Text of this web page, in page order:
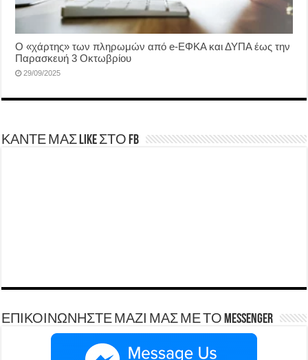
Ο «χάρτης» των πληρωμών από e-ΕΦΚΑ και ΔΥΠΑ έως την
Παρασκευή 3 Οκτωβρίου
29/09/2025
ΚΑΝΤΕ ΜΑΣ LIKE ΣΤΟ FB
ΕΠΙΚΟΙΝΩΝΗΣΤΕ ΜΑΖΙ ΜΑΣ ΜΕ ΤΟ Messenger